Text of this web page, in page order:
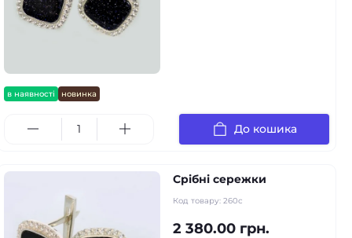
в наявності новинка
До кошика
Срібні сережки
Код товару: 260с
2 380.00 грн.